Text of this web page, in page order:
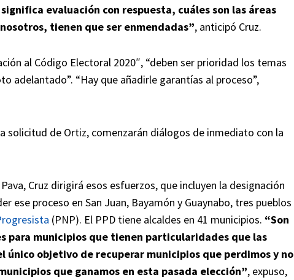
evaluación con respuesta, cuáles son las áreas
tienen que ser enmendadas”, anticipó Cruz.
al Código Electoral 2020″, “deben ser prioridad los temas
adelantado”. “Hay que añadirle garantías al proceso”,
solicitud de Ortiz, comenzarán diálogos de inmediato con la
Cruz dirigirá esos esfuerzos, que incluyen la designación
ese proceso en San Juan, Bayamón y Guaynabo, tres pueblos
(PNP). El PPD tiene alcaldes en 41 municipios. “Son
para municipios que tienen particularidades que las
único objetivo de recuperar municipios que perdimos y no
que ganamos en esta pasada elección”, expuso,